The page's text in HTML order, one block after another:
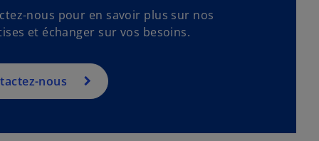
nous pour en savoir plus sur nos
et échanger sur vos besoins.
nous